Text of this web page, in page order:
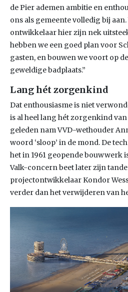
de Pier ademen ambitie en
ons als gemeente volledig bij
ontwikkelaar hier zijn nek
hebben we een goed plan voor
gasten, en bouwen we voort op
geweldige badplaats.”
Lang hét zorgenkind
Dat enthousiasme is niet
is al heel lang hét zorgenkind van
geleden nam VVD-wethouder
woord ‘sloop’ in de mond. De
het in 1961 geopende bouwwerk
Valk-concern beet later zijn
projectontwikkelaar Kondor
verder dan het verwijderen van